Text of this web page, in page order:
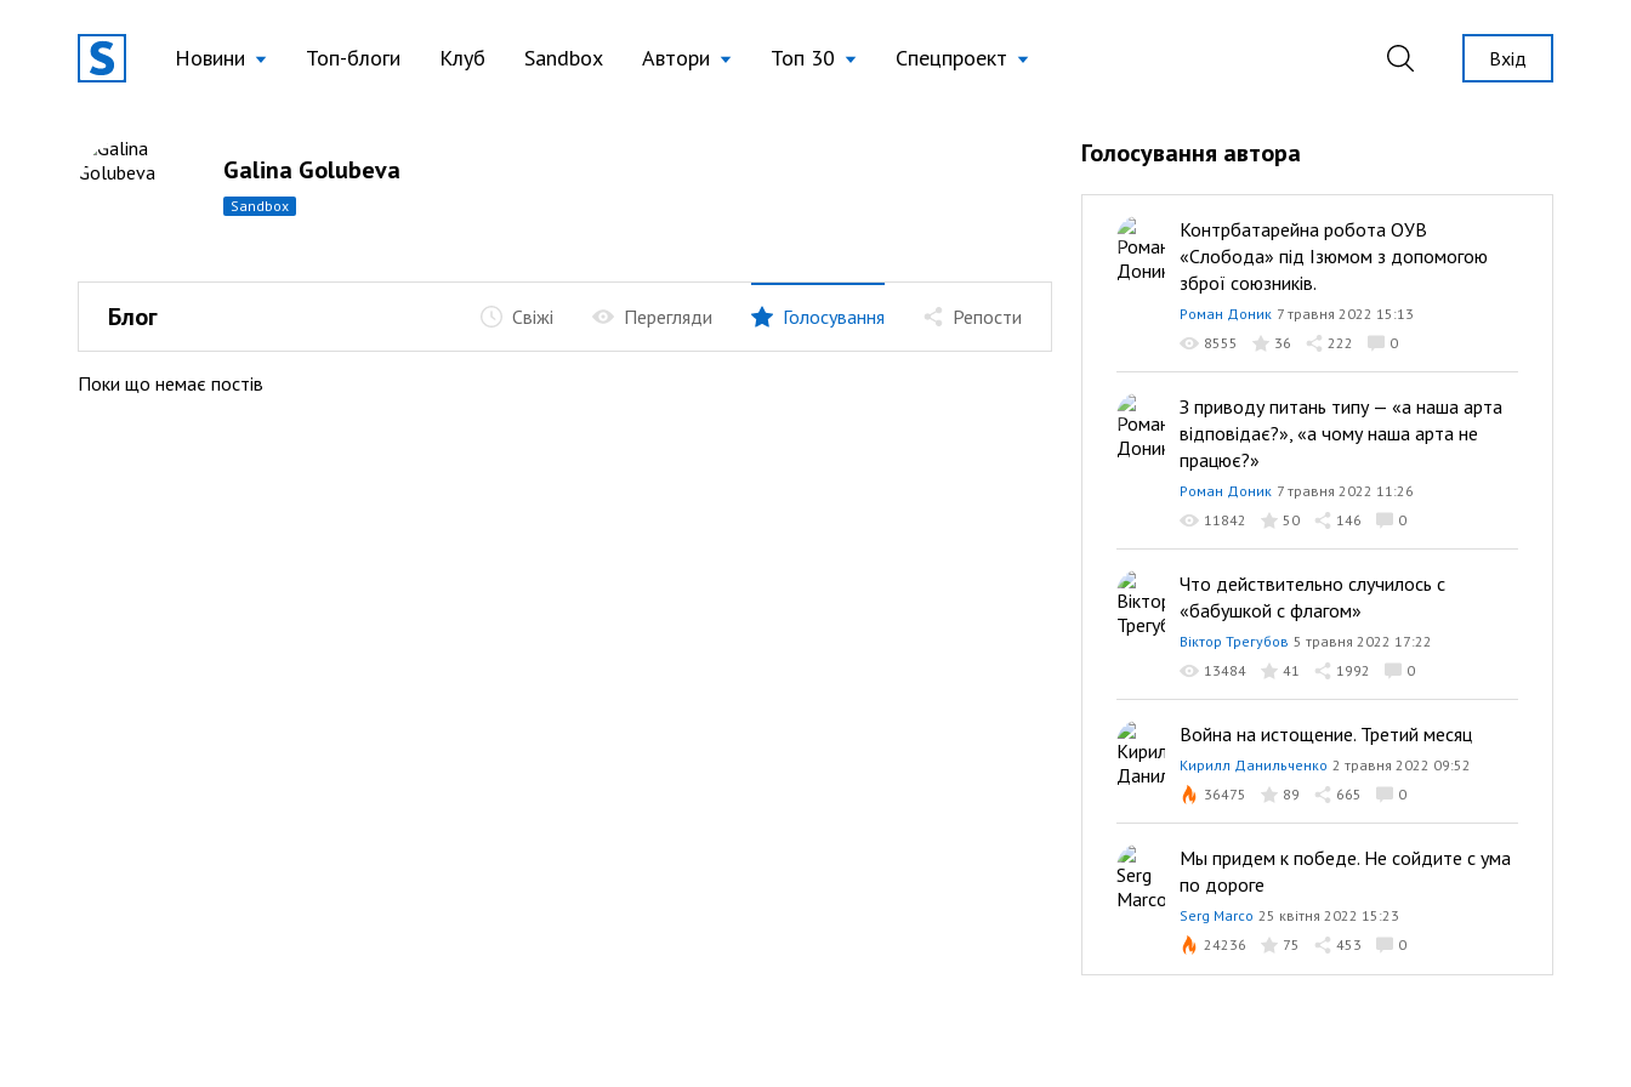
Новини Топ-блоги Клуб Sandbox Автори Топ 30 Спецпроект Вхід
Galina Golubeva
sandbox
Блог Свіжі Перегляди Голосування Репости
Поки що немає постів
Голосування автора
Контрбатарейна робота ОУВ
«Слобода» під Ізюмом з допомогою
зброї союзників.
Роман Доник 7 травня 2022 15:13
8555
36 222 0
З приводу питань типу — «а наша арта
відповідає?», «а чому наша арта не
працює?»
Роман Доник 7 травня 2022 11:26
11842
50 146 0
Что действительно случилось с
«бабушкой с флагом»
Віктор Трегубов 5 травня 2022 17:22
13484
41 1992 0
Война на истощение. Третий месяц
Кирилл Данильченко 2 травня 2022 09:52
36475
89 665 0
Мы придем к победе. Не сойдите с ума
по дороге
Serg Marco 25 квітня 2022 15:23
24236
75 453 0